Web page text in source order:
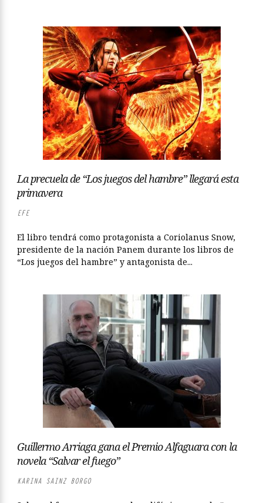
La precuela de “Los juegos del hambre” llegará esta
primavera
EFE
El libro tendrá como protagonista a Coriolanus Snow,
presidente de la nación Panem durante los libros de
“Los juegos del hambre” y antagonista de...
Guillermo Arriaga gana el Premio Alfaguara con la
novela “Salvar el fuego”
KARINA SAINZ BORGO